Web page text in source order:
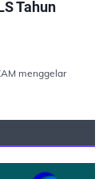
Tahun
menggelar